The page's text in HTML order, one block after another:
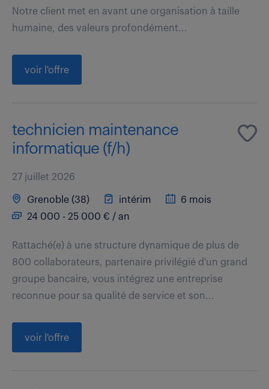
Notre client met en avant une organisation à taille
humaine, des valeurs profondément...
voir l'offre
technicien maintenance
informatique (f/h)
27 juillet 2026
Grenoble (38) intérim
6 mois
24 000 - 25 000 € / an
Rattaché(e) à une structure dynamique de plus de
800 collaborateurs, partenaire privilégié d'un grand
groupe bancaire, vous intégrez une entreprise
reconnue pour sa qualité de service et son...
voir l'offre